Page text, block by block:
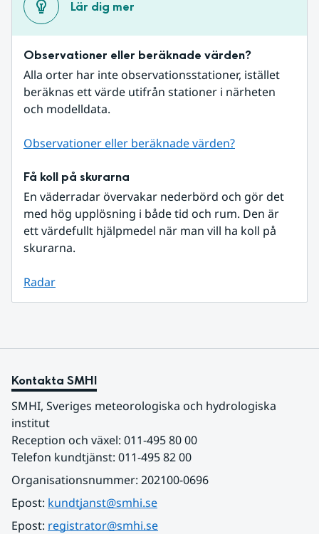
Lär dig mer
Observationer eller beräknade värden?
Alla orter har inte observationsstationer, istället
beräknas ett värde utifrån stationer i närheten
och modelldata.
Observationer eller beräknade värden?
Få koll på skurarna
En väderradar övervakar nederbörd och gör det
med hög upplösning i både tid och rum. Den är
ett värdefullt hjälpmedel när man vill ha koll på
skurarna.
Radar
Kontakta SMHI
SMHI, Sveriges meteorologiska och hydrologiska
institut
Reception och växel: 011-495 80 00
Telefon kundtjänst: 011-495 82 00
Organisationsnummer: 202100-0696
Epost: kundtjanst@smhi.se
Epost: registrator@smhi.se